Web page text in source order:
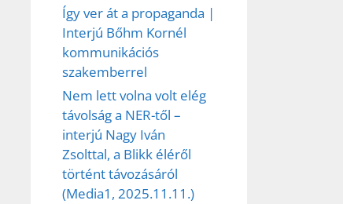
Így ver át a propaganda |
Interjú Bőhm Kornél
kommunikációs
szakemberrel
Nem lett volna volt elég
távolság a NER-től –
interjú Nagy Iván
Zsolttal, a Blikk éléről
történt távozásáról
(Media1, 2025.11.11.)